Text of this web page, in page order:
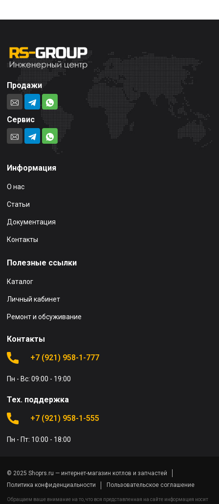
Продажи
Сервис
Информация
О нас
Статьи
Документация
Контакты
Полезные ссылки
Каталог
Личный кабинет
Ремонт и обсуживание
Контакты
+7 (921) 958-1-777
Пн - Вс: 09:00 - 19:00
Тех. поддержка
+7 (921) 958-1-555
Пн - Пт: 10:00 - 18:00
© 2025 Shoprs.ru — интернет-магазин котлов и запчастей
Политика конфиденциальности
Пользовательское соглашение
Обращаем ваше внимание на то, что вся представленная на сайте информация носит